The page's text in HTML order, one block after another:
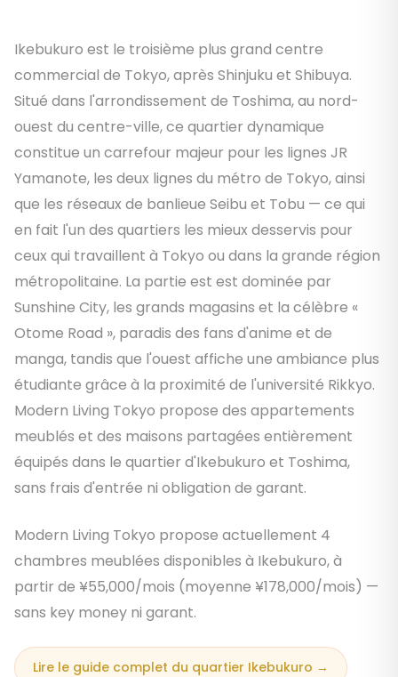
Ikebukuro est le troisième plus grand centre
commercial de Tokyo, après Shinjuku et Shibuya.
Situé dans l'arrondissement de Toshima, au nord-
ouest du centre-ville, ce quartier dynamique
constitue un carrefour majeur pour les lignes JR
Yamanote, les deux lignes du métro de Tokyo, ainsi
que les réseaux de banlieue Seibu et Tobu — ce qui
en fait l'un des quartiers les mieux desservis pour
ceux qui travaillent à Tokyo ou dans la grande région
métropolitaine. La partie est est dominée par
Sunshine City, les grands magasins et la célèbre «
Otome Road », paradis des fans d'anime et de
manga, tandis que l'ouest affiche une ambiance plus
étudiante grâce à la proximité de l'université Rikkyo.
Modern Living Tokyo propose des appartements
meublés et des maisons partagées entièrement
équipés dans le quartier d'Ikebukuro et Toshima,
sans frais d'entrée ni obligation de garant.
Modern Living Tokyo propose actuellement 4
chambres meublées disponibles à Ikebukuro, à
partir de ¥55,000/mois (moyenne ¥178,000/mois) —
sans key money ni garant.
Lire le guide complet du quartier Ikebukuro →